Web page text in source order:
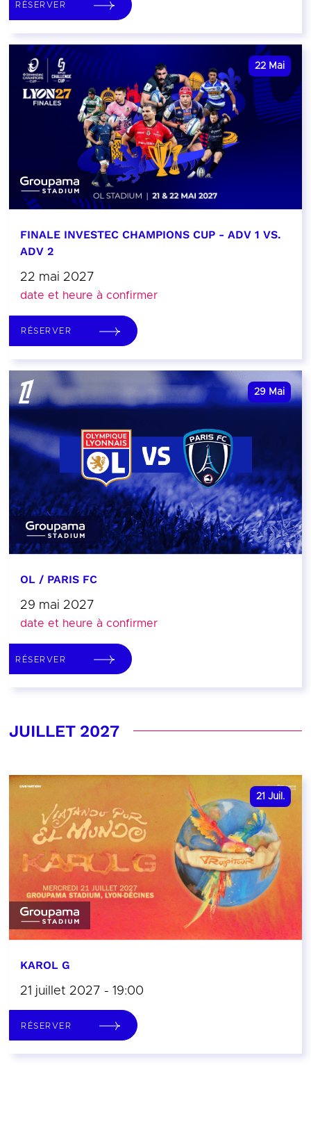
RÉSERVER
22 Mai
FINALE INVESTEC CHAMPIONS CUP - ADV 1 VS.
ADV 2
22 mai 2027
date et heure à confirmer
RÉSERVER
29 Mai
OL / PARIS FC
29 mai 2027
date et heure à confirmer
RÉSERVER
JUILLET 2027
21 Juil.
KAROL G
21 juillet 2027 - 19:00
RÉSERVER